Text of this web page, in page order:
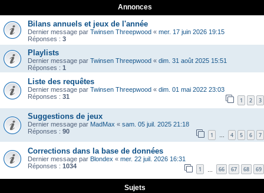
Annonces
Bilans annuels et jeux de l'année
Dernier message par Twinsen Threepwood « mer. 17 juin 2026 19:15
Réponses : 3
Playlists
Dernier message par Twinsen Threepwood « dim. 31 août 2025 15:51
Réponses : 1
Liste des requêtes
Dernier message par Twinsen Threepwood « dim. 01 mai 2022 23:03
Réponses : 31 1 2 3
Suggestions de jeux
Dernier message par MadMax « sam. 05 juil. 2025 21:18
Réponses : 90 1 … 4 5 6 7
Corrections dans la base de données
Dernier message par Blondex « mer. 22 juil. 2026 16:31
Réponses : 1034 1 66 67 68 69
Sujets